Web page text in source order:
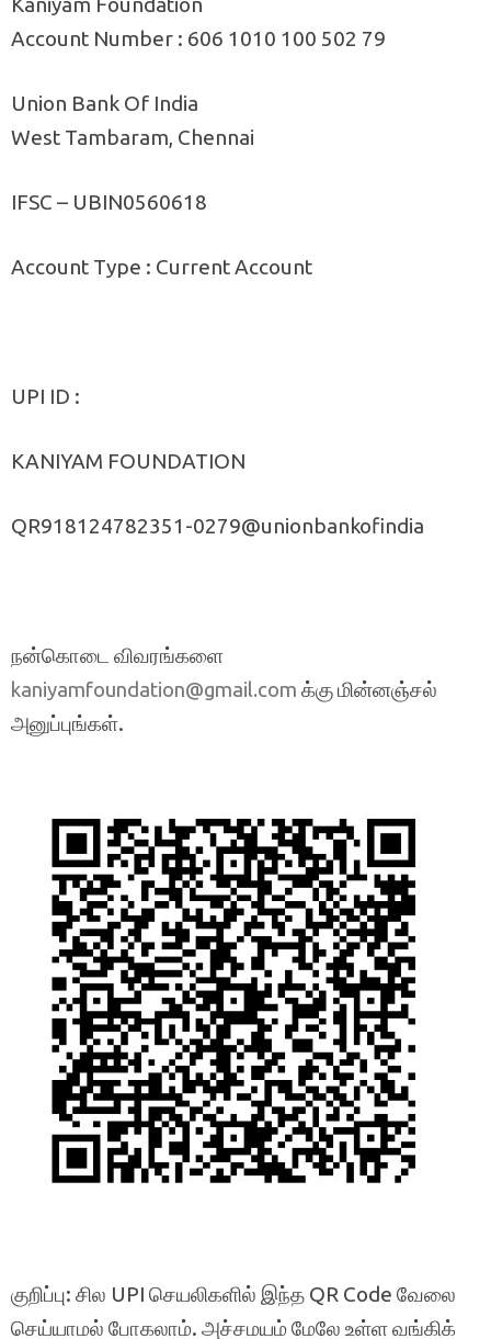
Account Number : 606 1010 100 502 79
Union Bank Of India
West Tambaram, Chennai
IFSC – UBIN0560618
Account Type : Current Account
UPI ID :
KANIYAM FOUNDATION
QR918124782351-0279@unionbankofindia
நன்கொடை விவரங்களை
kaniyamfoundation@gmail.com க்கு மின்னஞ்சல்
அனுப்புங்கள்.
குறிப்பு: சில UPI செயலிகளில் இந்த QR Code வேலை
செய்யாமல் போகலாம். அச்சமயம் மேலே உள்ள வங்கிக்